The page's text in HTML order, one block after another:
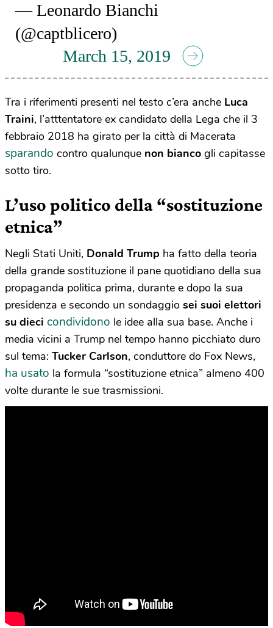
— Leonardo Bianchi
(@captblicero)
March 15, 2019
Tra i riferimenti presenti nel testo c’era anche Luca
Traini, l’atttentatore ex candidato della Lega che il 3
febbraio 2018 ha girato per la città di Macerata
sparando contro qualunque non bianco gli capitasse
sotto tiro.
L’uso politico della “sostituzione
etnica”
Negli Stati Uniti, Donald Trump ha fatto della teoria
della grande sostituzione il pane quotidiano della sua
propaganda politica prima, durante e dopo la sua
presidenza e secondo un sondaggio sei suoi elettori
su dieci condividono le idee alla sua base. Anche i
media vicini a Trump nel tempo hanno picchiato duro
sul tema: Tucker Carlson, conduttore do Fox News,
ha usato la formula “sostituzione etnica” almeno 400
volte durante le sue trasmissioni.